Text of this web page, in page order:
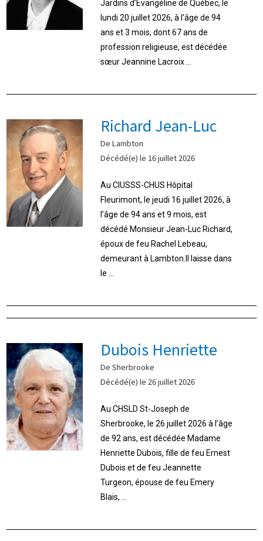
Jardins d’Évangéline de Québec, le
lundi 20 juillet 2026, à l’âge de 94
ans et 3 mois, dont 67 ans de
profession religieuse, est décédée
sœur Jeannine Lacroix ...
Richard Jean-Luc
De Lambton
Décédé(e) le 16 juillet 2026
Au CIUSSS-CHUS Hôpital
Fleurimont, le jeudi 16 juillet 2026, à
l’âge de 94 ans et 9 mois, est
décédé Monsieur Jean-Luc Richard,
époux de feu Rachel Lebeau,
demeurant à Lambton.Il laisse dans
le ...
Dubois Henriette
De Sherbrooke
Décédé(e) le 26 juillet 2026
Au CHSLD St-Joseph de
Sherbrooke, le 26 juillet 2026 à l’âge
de 92 ans, est décédée Madame
Henriette Dubois, fille de feu Ernest
Dubois et de feu Jeannette
Turgeon, épouse de feu Emery
Blais, ...